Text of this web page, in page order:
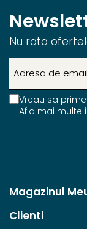
Nu rata
Vreau sa
Afla mai multe
Magazinul
Clienti